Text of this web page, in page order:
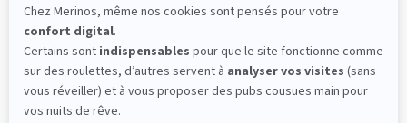
Fabrication Française
101 nuits d'essai*